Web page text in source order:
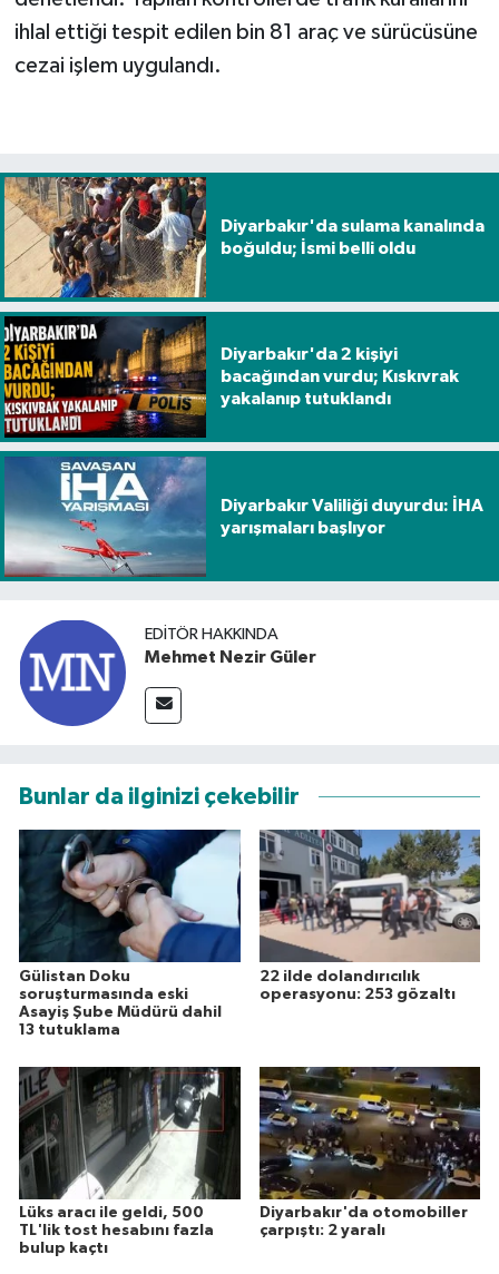
ihlal ettiği tespit edilen bin 81 araç ve sürücüsüne
cezai işlem uygulandı.
Diyarbakır'da sulama kanalında
boğuldu; İsmi belli oldu
Diyarbakır'da 2 kişiyi
bacağından vurdu; Kıskıvrak
yakalanıp tutuklandı
Diyarbakır Valiliği duyurdu: İHA
yarışmaları başlıyor
EDITÖR HAKKINDA
Mehmet Nezir Güler
Bunlar da ilginizi çekebilir
Gülistan Doku
soruşturmasında eski
Asayiş Şube Müdürü dahil
13 tutuklama
22 ilde dolandırıcılık
operasyonu: 253 gözaltı
Lüks aracı ile geldi, 500
TL'lik tost hesabını fazla
bulup kaçtı
Diyarbakır'da otomobiller
çarpıştı: 2 yaralı